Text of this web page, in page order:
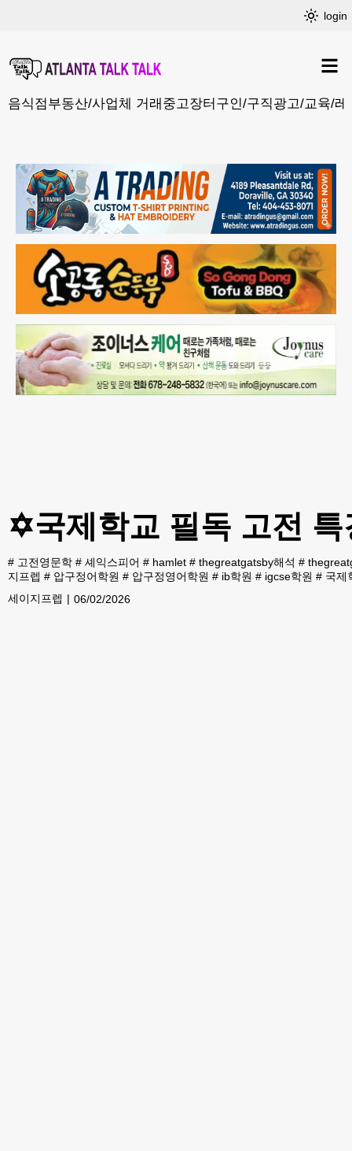
login
음식점부동산/사업체 거래 중고장터 구인/구직광고/교육/레
✡️국제학교 필독 고전
# 고전영문학 # 셰익스피어 # hamlet # thegreatgatsby해석 #
지프렙 # 압구정어학원 # 압구정영어학원 # ib학원 # igcse학원 # 국제
세이지프렙
06/02/2026